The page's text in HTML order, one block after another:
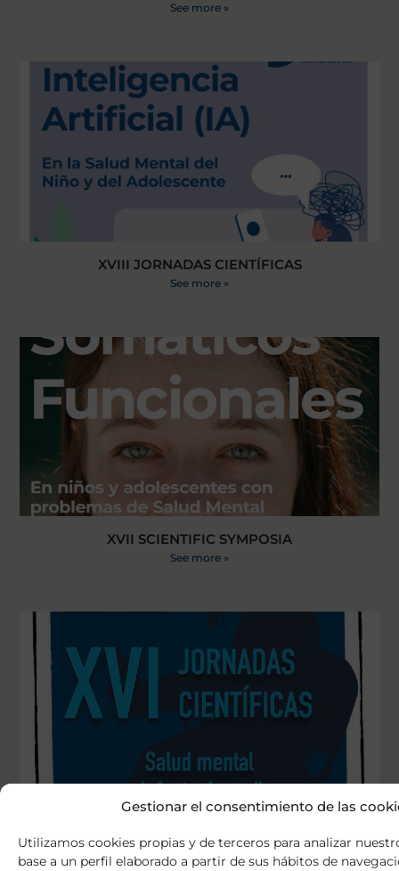
Gestionar el consentimiento de las
Utilizamos cookies propias y de terceros para analizar
base a un perfil elaborado a partir de sus hábitos de
See more »
XVIII JORNADAS CIENTÍFICAS
See more »
XVII SCIENTIFIC SYMPOSIA
See more »
XVI SCIENTIFIC SYMPOSIA